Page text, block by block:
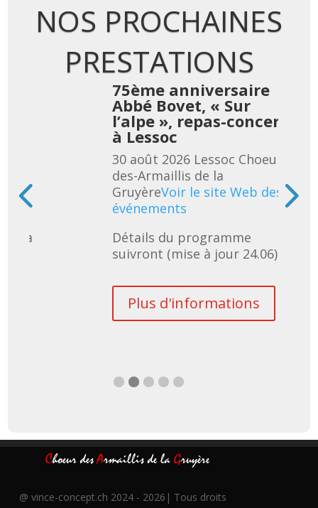
NOS PROCHAINES
PRESTATIONS
75ème anniversaire
Abbé Bovet, « Sur
l’alpe », repas-concert
à Lessoc
30 août 2026 Lessoc Choeur-
des-Armaillis de la
GruyèreVoir le site Web des
événements
Détails du programme
suivront (mise à jour 24.06)
Plus d'informations
Choeur desArmaillis de la Gruyère
@vince-concept.ch 2024 - 2026| Tous droits